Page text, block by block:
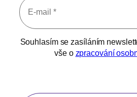
Souhlasím se zasíláním
vše o zpracování